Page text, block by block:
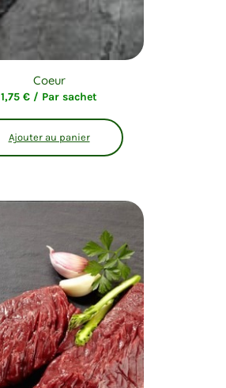
Coeur
1,75 € / Par sachet
Ajouter au panier